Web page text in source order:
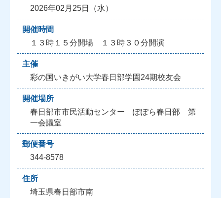
2026年02月25日（水）
開催時間
１３時１５分開場 １３時３０分開演
主催
彩の国いきがい大学春日部学園24期校友会
開催場所
春日部市市民活動センター ぽぽら春日部 第
一会議室
郵便番号
344-8578
住所
埼玉県春日部市南